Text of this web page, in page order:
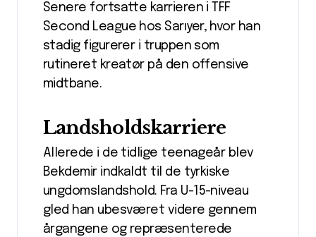
Senere fortsatte karrieren i TFF
Second League hos Sarıyer, hvor han
stadig figurerer i truppen som
rutineret kreatør på den offensive
midtbane.
Landsholdskarriere
Allerede i de tidlige teenageår blev
Bekdemir indkaldt til de tyrkiske
ungdomslandshold. Fra U-15-niveau
gled han ubesværet videre gennem
årgangene og repræsenterede